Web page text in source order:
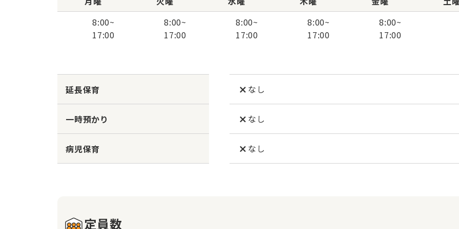
8:00~
17:00
8:00~
17:00
8:00~
17:00
8:00~
17:00
8:00~
17:00
延長保育 なし
一時預かり なし
病児保育 なし
定員数